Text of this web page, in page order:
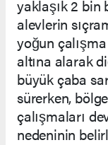
yaklaşık 2 bin
alevlerin
yoğun
altına alarak
büyük çaba
sürerken,
çalışmaları
nedeninin